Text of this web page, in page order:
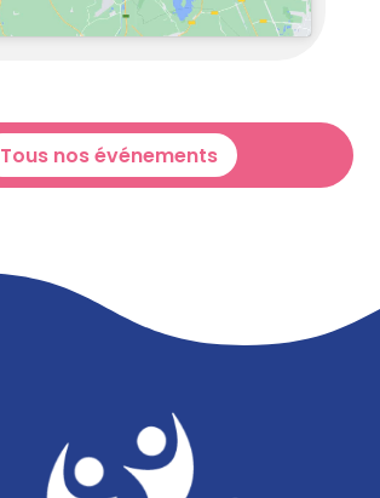
Tous nos événements